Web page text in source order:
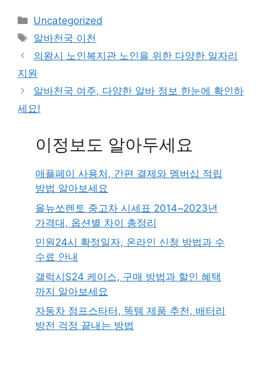
Categories
Uncategorized
Tags
알바천국 이천
의왕시 노인복지관 노인을 위한 다양한 일자리
지원
알바천국 여주, 다양한 알바 정보 한눈에 확인하
세요!
이정보도 알아두세요
애플페이 사용처, 간편 결제와 멤버십 적립
방법 알아보세요
올뉴쏘렌토 중고차 시세표 2014~2023년
가격대, 옵션별 차이 총정리
민원24시 확정일자, 온라인 신청 방법과 수
수료 안내
갤럭시S24 케이스, 구매 방법과 할인 혜택
까지 알아보세요
자동차 점프스타터, 똑템 제품 추천, 배터리
방전 걱정 끝내는 방법